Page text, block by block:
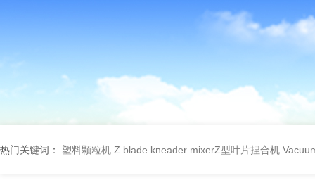
热门关键词： 塑料颗粒机 Z blade kneader mixerZ型叶片捏合机